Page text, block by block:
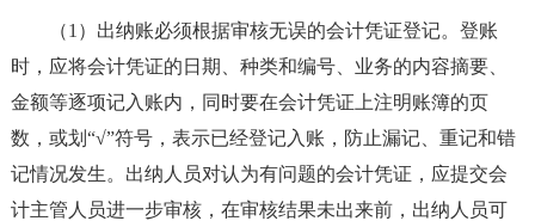
（1）出纳账必须根据审核无误的会计凭证登记。登账
时，应将会计凭证的日期、种类和编号、业务的内容摘要、
金额等逐项记入账内，同时要在会计凭证上注明账簿的页
数，或划“√”符号，表示已经登记入账，防止漏记、重记和错
记情况发生。出纳人员对认为有问题的会计凭证，应提交会
计主管人员进一步审核，在审核结果未出来前，出纳人员可